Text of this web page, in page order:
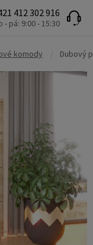
412 302 916
- pá: 9:00 - 15:30
komody Dubový